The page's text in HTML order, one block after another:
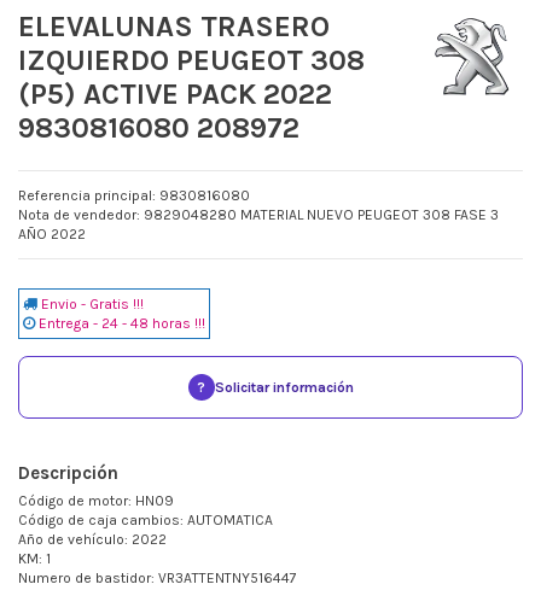
ELEVALUNAS TRASERO
IZQUIERDO PEUGEOT 308
(P5) ACTIVE PACK 2022
9830816080 208972
Referencia principal: 9830816080
Nota de vendedor: 9829048280 MATERIAL NUEVO PEUGEOT 308 FASE 3
AÑO 2022
Envio - Gratis !!!
Entrega - 24 - 48 horas !!!
? Solicitar información
Descripción
Código de motor: HN09
Código de caja cambios: AUTOMATICA
Año de vehículo: 2022
KM: 1
Numero de bastidor: VR3ATTENTNY516447